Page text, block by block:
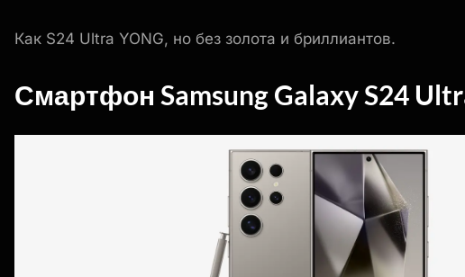
Как S24 Ultra YONG, но без золота и бриллиантов.
Смартфон Samsung Galaxy S24